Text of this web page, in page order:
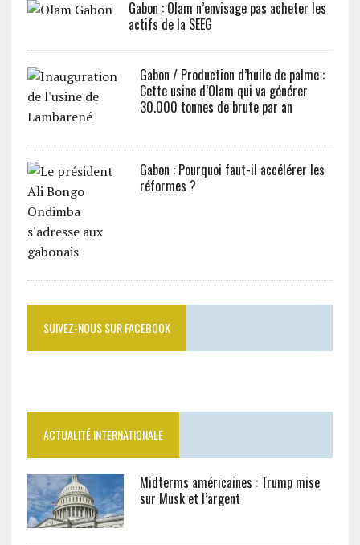
Gabon : Olam n’envisage pas acheter les
actifs de la SEEG
Gabon / Production d’huile de palme :
Cette usine d’Olam qui va générer
30.000 tonnes de brute par an
Gabon : Pourquoi faut-il accélérer les
réformes ?
SUIVEZ-NOUS SUR FACEBOOK
ACTUALITÉ INTERNATIONALE
Midterms américaines : Trump mise
sur Musk et l’argent